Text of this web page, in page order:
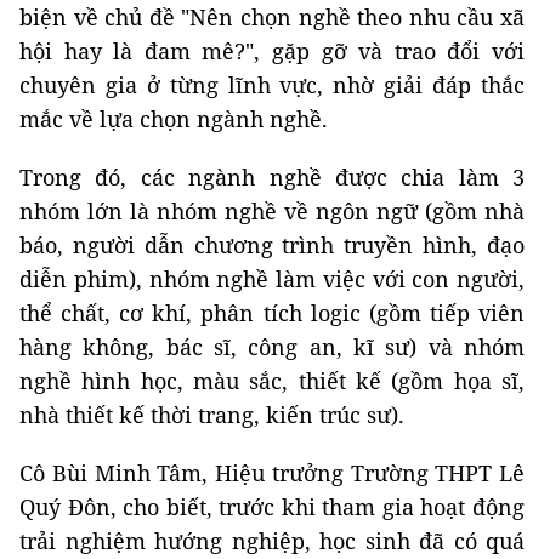
biện về chủ đề "Nên chọn nghề theo nhu cầu xã
hội hay là đam mê?", gặp gỡ và trao đổi với
chuyên gia ở từng lĩnh vực, nhờ giải đáp thắc
mắc về lựa chọn ngành nghề.
Trong đó, các ngành nghề được chia làm 3
nhóm lớn là nhóm nghề về ngôn ngữ (gồm nhà
báo, người dẫn chương trình truyền hình, đạo
diễn phim), nhóm nghề làm việc với con người,
thể chất, cơ khí, phân tích logic (gồm tiếp viên
hàng không, bác sĩ, công an, kĩ sư) và nhóm
nghề hình học, màu sắc, thiết kế (gồm họa sĩ,
nhà thiết kế thời trang, kiến trúc sư).
Cô Bùi Minh Tâm, Hiệu trưởng Trường THPT Lê
Quý Đôn, cho biết, trước khi tham gia hoạt động
trải nghiệm hướng nghiệp, học sinh đã có quá